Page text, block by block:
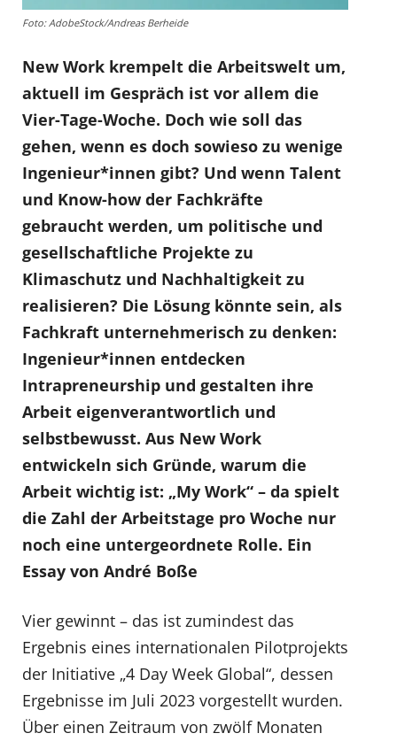
Foto: AdobeStock/Andreas Berheide
New Work krempelt die Arbeitswelt um,
aktuell im Gespräch ist vor allem die
Vier-Tage-Woche. Doch wie soll das
gehen, wenn es doch sowieso zu wenige
Ingenieur*innen gibt? Und wenn Talent
und Know-how der Fachkräfte
gebraucht werden, um politische und
gesellschaftliche Projekte zu
Klimaschutz und Nachhaltigkeit zu
realisieren? Die Lösung könnte sein, als
Fachkraft unternehmerisch zu denken:
Ingenieur*innen entdecken
Intrapreneurship und gestalten ihre
Arbeit eigenverantwortlich und
selbstbewusst. Aus New Work
entwickeln sich Gründe, warum die
Arbeit wichtig ist: „My Work“ – da spielt
die Zahl der Arbeitstage pro Woche nur
noch eine untergeordnete Rolle. Ein
Essay von André Boße
Vier gewinnt – das ist zumindest das
Ergebnis eines internationalen Pilotprojekts
der Initiative „4 Day Week Global“, dessen
Ergebnisse im Juli 2023 vorgestellt wurden.
Über einen Zeitraum von zwölf Monaten